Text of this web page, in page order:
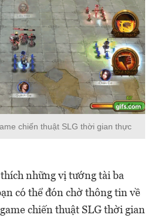
chiến thuật SLG thời gian thực
những vị tướng tài ba
có thể đón chờ thông tin về
chiến thuật SLG thời gian